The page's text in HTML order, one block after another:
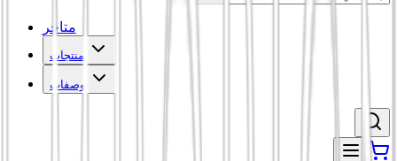
متاجر
منتجات
وصفات